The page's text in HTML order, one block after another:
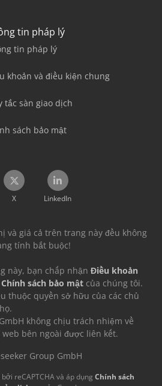
tin pháp lý
tin pháp lý
khoản và điều kiện chung
tắc sàn giao dịch
sách bảo mật
X LinkedIn
và giá cả trên trang này đều không
tính bắt buộc!
này, bạn chấp nhận Điều khoản
Chính sách bảo mật của chúng tôi.
thuộc quyền sở hữu của các chủ
không chịu trách nhiệm về
bên ngoài được liên kết.
Group GmbH
reCAPTCHA và áp dụng Chính sách